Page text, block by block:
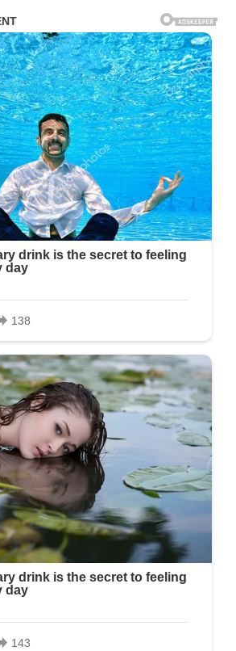
અન્સારી
સાથે
લગ્ન
કરનાર
અભિનેત્રી
ગેહના
વશિષ્ઠે
કર્યો
ચોંકાવનારો
ખુલાસો,
કહ્યું-
હું
પંડિત
હતી